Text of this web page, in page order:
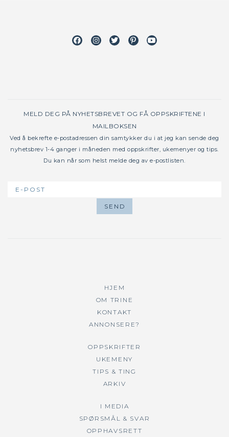
FacebookInstagram
TwitterPinterestYoutube
MELD DEG PÅ NYHETSBREVET OG FÅ OPPSKRIFTENE I
MAILBOKSEN
Ved å bekrefte e-postadressen din samtykker du i at jeg kan sende deg
nyhetsbrev 1-4 ganger i måneden med oppskrifter, ukemenyer og tips.
Du kan når som helst melde deg av e-postlisten.
HJEM
OM TRINE
KONTAKT
ANNONSERE?
OPPSKRIFTER
UKEMENY
TIPS & TING
ARKIV
I MEDIA
SPØRSMÅL & SVAR
OPPHAVSRETT